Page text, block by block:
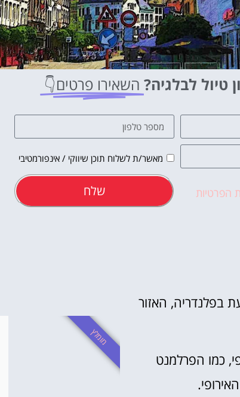
טיול לבלגיה? השאירו פרטים👇
מאשר/ת לשלוח תוכן שיווקי / אינפורמטיבי
הפרטיות שלח
בפלנדריה, האזור
כמו הפרלמנט
מומלץ